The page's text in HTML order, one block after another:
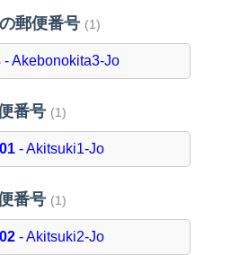
郵便番号 (1)
- Akebonokita3-Jo
番号 (1)
- Akitsuki1-Jo
番号 (1)
- Akitsuki2-Jo